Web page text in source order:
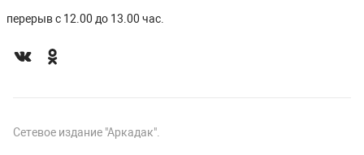
перерыв с 12.00 до 13.00 час.
Сетевое издание "Аркадак".